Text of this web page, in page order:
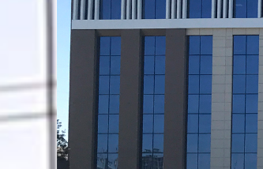
Предприятие
Территориальных
Электрических
сетей"